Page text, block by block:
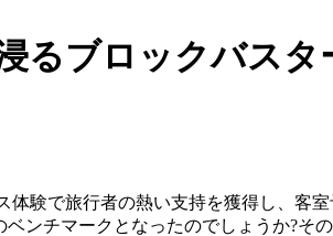
るブロックバスタ
験で旅行者の熱い支持を獲得し、客
ンチマークとなったのでしょうか?そ